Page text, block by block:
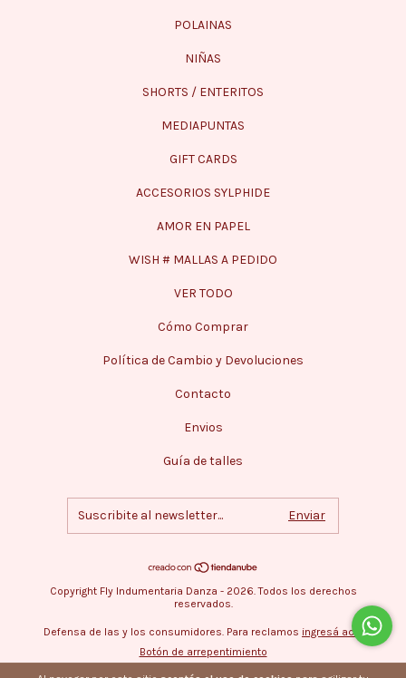
POLAINAS
NIÑAS
SHORTS / ENTERITOS
MEDIAPUNTAS
GIFT CARDS
ACCESORIOS SYLPHIDE
AMOR EN PAPEL
WISH # MALLAS A PEDIDO
VER TODO
Cómo Comprar
Política de Cambio y Devoluciones
Contacto
Envios
Guía de talles
Copyright Fly Indumentaria Danza - 2026. Todos los derechos
reservados.
Defensa de las y los consumidores. Para reclamos ingresá acá.
Botón de arrepentimiento